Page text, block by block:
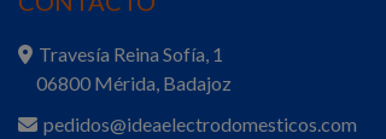
Travesía Reina Sofía, 1
06800 Mérida, Badajoz
pedidos@ideaelectrodomesticos.com